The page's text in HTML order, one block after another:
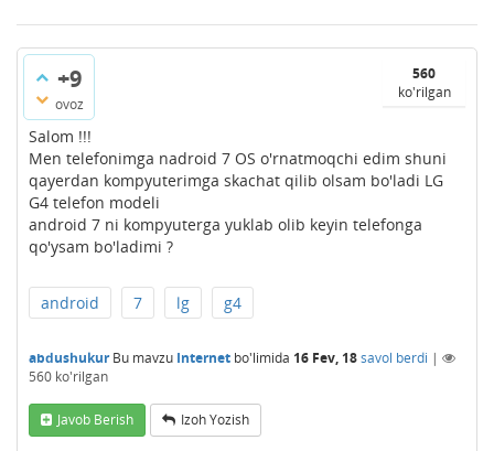
+9
ovoz
560
ko'rilgan
Salom !!!
Men telefonimga nadroid 7 OS o'rnatmoqchi edim shuni
qayerdan kompyuterimga skachat qilib olsam bo'ladi LG
G4 telefon modeli
android 7 ni kompyuterga yuklab olib keyin telefonga
qo'ysam bo'ladimi ?
android 7 lg g4
abdushukur Bu mavzu Internet bo'limida 16 Fev, 18savol berdi |
560 ko'rilgan
Javob Berish Izoh Yozish